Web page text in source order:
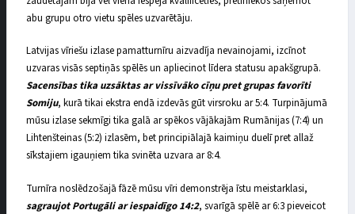
abu grupu otro vietu spēles uzvarētāju.
Latvijas vīriešu izlase pamatturnīru aizvadīja nevainojami, izcīnot
uzvaras visās septiņās spēlēs un apliecinot līdera statusu apakšgrupā.
Sacensības tika uzsāktas ar vissīvāko cīņu pret grupas favorīti
Somiju, kurā tikai ekstra endā izdevās gūt virsroku ar 5:4. Turpinājumā
mūsu izlase sekmīgi tika galā ar spēkos vājākajām Rumānijas (7:4) un
Lihtenšteinas (5:2) izlasēm, bet principiālajā kaimiņu duelī pret allaž
sīkstajiem igauņiem tika svinēta uzvara ar 8:4.
Turnīra noslēdzošajā fāzē mūsu vīri demonstrēja īstu meistarklasi,
sagraujot Portugāli ar iespaidīgo 14:2, svarīgā spēlē ar 6:3 pieveicot